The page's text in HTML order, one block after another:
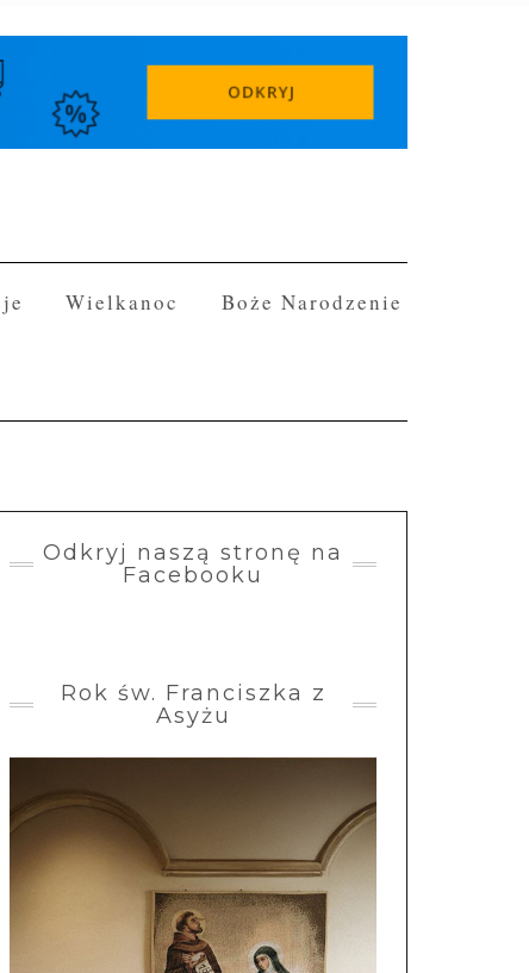
Wielkanoc Boże Narodzenie
Odkryj naszą stronę na
Facebooku
Rok św. Franciszka z
Asyżu